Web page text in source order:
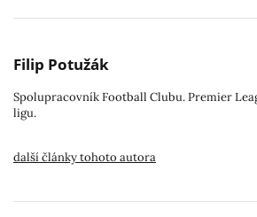
Filip Potužák
Spolupracovník Football Clubu. Premier
ligu.
další články tohoto autora